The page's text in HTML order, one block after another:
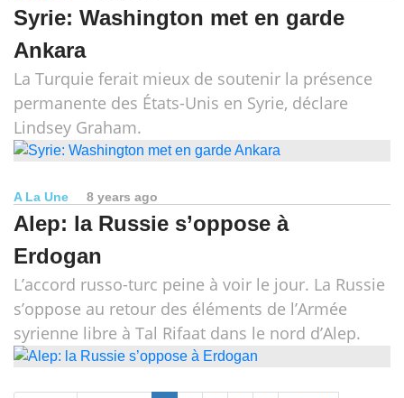
Syrie: Washington met en garde
Ankara
La Turquie ferait mieux de soutenir la présence
permanente des États-Unis en Syrie, déclare
Lindsey Graham.
A La Une 8 years ago
Alep: la Russie s’oppose à
Erdogan
L’accord russo-turc peine à voir le jour. La Russie
s’oppose au retour des éléments de l’Armée
syrienne libre à Tal Rifaat dans le nord d’Alep.